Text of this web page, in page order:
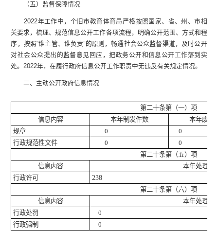
（五）监督保障情况
2022年工作中，个旧市教育体育局严格按照国家、省、州、市相
关要求，梳理、规范信息公开工作各项流程，明确公开范围、方式和程
序，按照“谁主管、谁负责”的原则，畅通社会公众监督渠道，及时公开
对社会公众提出的监督意见回应，把政务公开和信息公开工作落到实
处。2022年，在履行政府信息公开工作职责中无违反有关规定情况。
二、主动公开政府信息情况
第二十条第（一）项
信息内容
本年制发件数
本年废止
规章
0
0
行政规范性文件
0
0
第二十条第（五）项
信息内容
本年处理决
行政许可
238
第二十条第（六）项
信息内容
本年处理决
行政处罚
0
行政强制
0